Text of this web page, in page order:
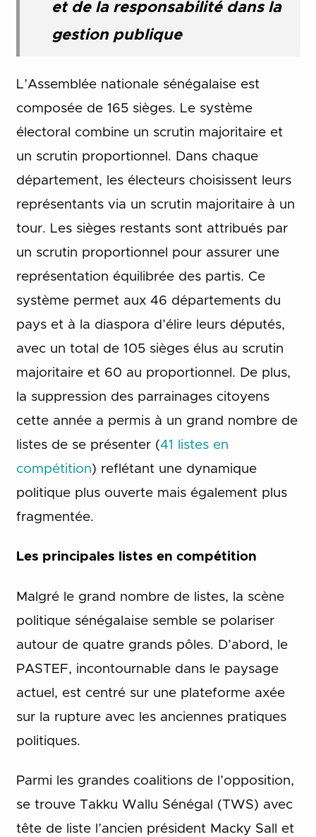
et de la responsabilité dans la
gestion publique
L’Assemblée nationale sénégalaise est
composée de 165 sièges. Le système
électoral combine un scrutin majoritaire et
un scrutin proportionnel. Dans chaque
département, les électeurs choisissent leurs
représentants via un scrutin majoritaire à un
tour. Les sièges restants sont attribués par
un scrutin proportionnel pour assurer une
représentation équilibrée des partis. Ce
système permet aux 46 départements du
pays et à la diaspora d’élire leurs députés,
avec un total de 105 sièges élus au scrutin
majoritaire et 60 au proportionnel. De plus,
la suppression des parrainages citoyens
cette année a permis à un grand nombre de
listes de se présenter (41 listes en
compétition) reflétant une dynamique
politique plus ouverte mais également plus
fragmentée.
Les principales listes en compétition
Malgré le grand nombre de listes, la scène
politique sénégalaise semble se polariser
autour de quatre grands pôles. D’abord, le
PASTEF, incontournable dans le paysage
actuel, est centré sur une plateforme axée
sur la rupture avec les anciennes pratiques
politiques.
Parmi les grandes coalitions de l’opposition,
se trouve Takku Wallu Sénégal (TWS) avec
tête de liste l’ancien président Macky Sall et